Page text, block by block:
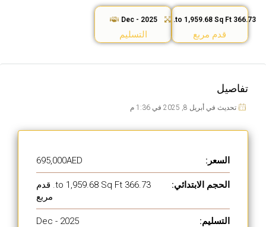
366.73 to 1,959.68 Sq Ft.
قدم مربع
Dec - 2025
التسليم
تفاصيل
تحديث في أبريل 8, 2025 في 1:36 م
السعر: 695,000AED
الحجم الابتدائي:
366.73 to 1,959.68 Sq Ft. قدم
مربع
التسليم: Dec - 2025